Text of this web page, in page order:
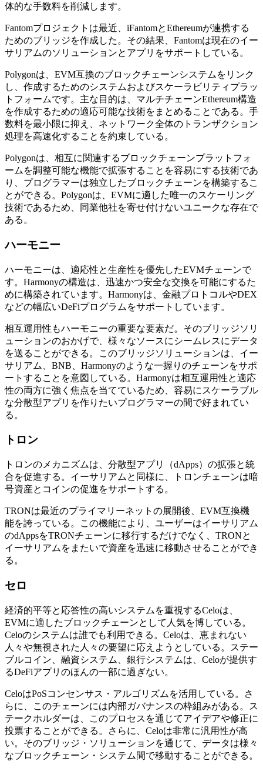
体的な手数料を削減します。
Fantomプロジェクトは最近、iFantomとEthereumが連携する
ためのブリッジを作成した。その結果、Fantomは現在のイー
サリアムのソリューションとアプリをサポートしている。
Polygonは、EVM互換のブロックチェーンシステムをリンク
し、作成するためのシステムおよびスケーラビリティプラッ
トフォームです。主な目的は、マルチチェーンEthereum構造
を作成するための適応可能な技術をまとめることである。手
数料を最小限に抑え、ネットワーク全体のトランザクション
処理を高速化することを約束している。
Polygonは、相互に関連するブロックチェーンプラットフォ
ームを調整可能な機能で拡張することを容易にする技術であ
り、プログラマーは独立したブロックチェーンを構築するこ
とができる。Polygonは、EVMに適した唯一のスケーリング
技術であるため、同業他社を寄せ付けないユニークな存在で
ある。
ハーモニー
ハーモニーは、適応性と生産性を優先したEVMチェーンで
す。Harmonyの構造は、迅速かつ安全な交換を可能にするた
めに構築されています。Harmonyは、金融プロトコルやDEX
などの幅広いDeFiプログラムをサポートしています。
相互運用性もハーモニーの重要な要素だ。そのブリッジソリ
ューションのおかげで、様々なソースにシームレスにデータ
を送ることができる。このブリッジソリューションは、イー
サリアム、BNB、Harmonyのような一握りのチェーンをサポ
ートすることを意図している。Harmonyは相互運用性と適応
性の両方に強く焦点を当てているため、容易にスケーラブル
な分散型アプリを作りたいプログラマーの間で好まれてい
る。
トロン
トロンのメカニズムは、分散型アプリ（dApps）の拡張と統
合を促進する。イーサリアムと同様に、トロンチェーンは暗
号資産とコインの促進をサポートする。
TRONは最近のプライマリーネットの展開後、EVM互換機
能を誇っている。この機能により、ユーザーはイーサリアム
のdAppsをTRONチェーンに移行するだけでなく、TRONと
イーサリアムをまたいで資産を迅速に移動させることができ
る。
セロ
経済的平等と応答性の高いシステムを重視するCeloは、
EVMに適したブロックチェーンとして人気を博している。
Celoのシステムは誰でも利用できる。Celoは、恵まれない
人々や無視された人々の要望に応えようとしている。ステー
ブルコイン、融資システム、銀行システムは、Celoが提供す
るDeFiアプリのほんの一部に過ぎない。
CeloはPoSコンセンサス・アルゴリズムを活用している。さ
らに、このチェーンには内部ガバナンスの枠組みがある。ス
テークホルダーは、このプロセスを通じてアイデアや修正に
投票することができる。さらに、Celoは非常に汎用性が高
い。そのブリッジ・ソリューションを通じて、データは様々
なブロックチェーン・システム間で移動することができる。